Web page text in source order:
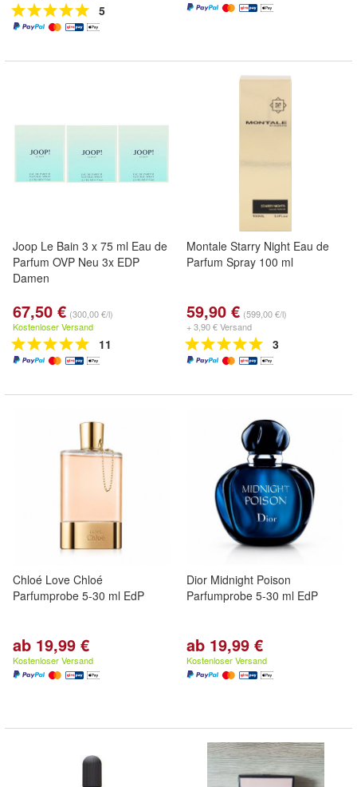
5
Joop Le Bain 3 x 75 ml Eau de
Parfum OVP Neu 3x EDP
Damen
67,50 € (300,00 €/l)
Kostenloser Versand
11
Montale Starry Night Eau de
Parfum Spray 100 ml
59,90 € (599,00 €/l)
+ 3,90 € Versand
3
Chloé Love Chloé
Parfumprobe 5-30 ml EdP
ab 19,99 €
Kostenloser Versand
Dior Midnight Poison
Parfumprobe 5-30 ml EdP
ab 19,99 €
Kostenloser Versand